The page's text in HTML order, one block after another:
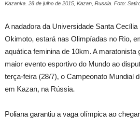
Kazanka. 28 de julho de 2015, Kazan, Russia. Foto:
A nadadora da Universidade Santa
Okimoto, estará nas Olimpíadas no Rio,
aquática feminina de 10km. A maratonista
maior evento esportivo do Mundo ao
terça-feira (28/7), o Campeonato Mundial
em Kazan, na Rússia.
Poliana garantiu a vaga olímpica ao